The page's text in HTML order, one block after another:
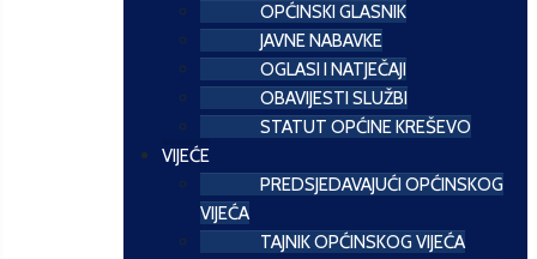
OPĆINSKI GLASNIK
JAVNE NABAVKE
OGLASI I NATJEČAJI
OBAVIJESTI SLUŽBI
STATUT OPĆINE KREŠEVO
VIJEĆE
PREDSJEDAVAJUĆI OPĆINSKOG
VIJEĆA
TAJNIK OPĆINSKOG VIJEĆA